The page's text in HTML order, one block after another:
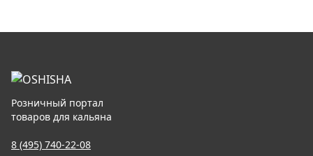
Розничный портал
товаров для кальяна
8 (495) 740-22-08